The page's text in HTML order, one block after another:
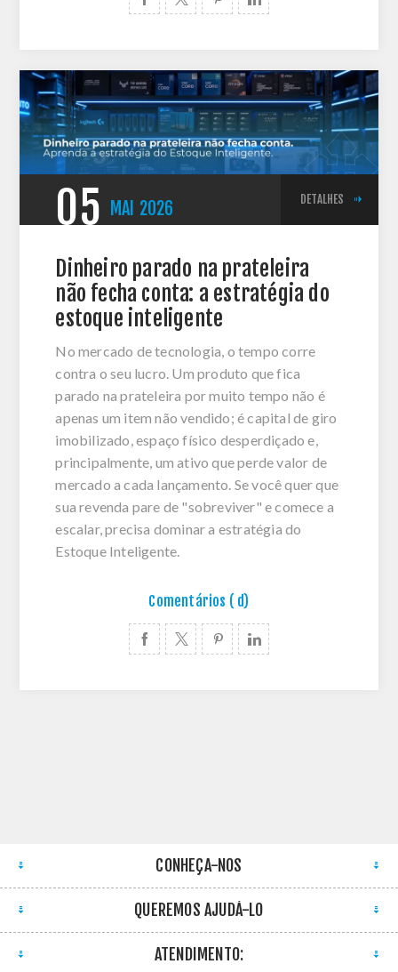
05 MAI 2026 DETALHES
Dinheiro parado na prateleira
não fecha conta: a estratégia do
estoque inteligente
No mercado de tecnologia, o tempo corre
contra o seu lucro. Um produto que fica
parado na prateleira por muito tempo não é
apenas um item não vendido; é capital de giro
imobilizado, espaço físico desperdiçado e,
principalmente, um ativo que perde valor de
mercado a cada lançamento. Se você quer que
sua revenda pare de "sobreviver" e comece a
escalar, precisa dominar a estratégia do
Estoque Inteligente.
Comentários ( d)
CONHEÇA-NOS
QUEREMOS AJUDÁ-LO
ATENDIMENTO: